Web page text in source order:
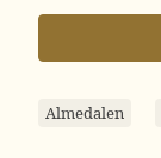
Almedalen